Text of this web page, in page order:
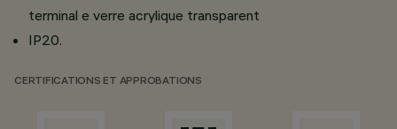
terminal e verre acrylique transparent
IP20.
CERTIFICATIONS ET APPROBATIONS